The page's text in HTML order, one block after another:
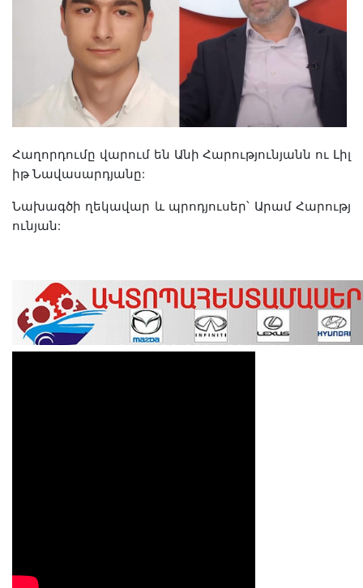
Հաղորդումը վարում են Անի Հարությունյանն ու Լիլ
իթ Նավասարդյանը:
Նախագծի ղեկավար և պրոդյուսեր՝ Արամ Հարությ
ունյան: